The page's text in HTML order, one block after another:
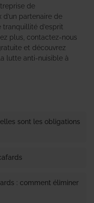
de
partenaire de
d’esprit
plus, contactez-nous
et découvrez
lutte anti-nuisible à
sont les obligations
: comment éliminer